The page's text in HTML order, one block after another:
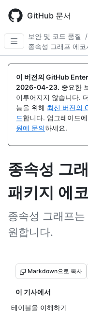
main
content
GitHub 문서
보안 및 코드 품질 /
종속성 그래프 에코
이 버전의 GitHub
2026-04-23. 중요한
이루어지지 않습니다.
능을 위해 최신 버전의
드합니다. 업그레이드
원에 문의하세요.
종속성 그
패키지 에
종속성 그래프
원합니다.
Markdown으로 복사
이 기사에서
테이블을 이해하기